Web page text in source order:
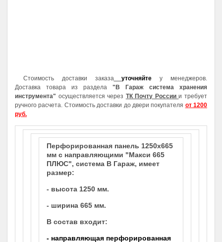
Стоимость доставки заказа уточняйте
у менеджеров.
Доставка товара из раздела "В Гараж система хранения
инструмента" осуществляется через ТК Почту Россиии требует
ручного расчета. Стоимость доставки до двери покупателя от 1200
руб.
Перфорированная панель 1250х665
мм с направляющими "Макси 665
ПЛЮС", система В Гараж, имеет
размер:
- высота 1250 мм.
- ширина 665 мм.
В состав входит:
- направляющая перфорированная